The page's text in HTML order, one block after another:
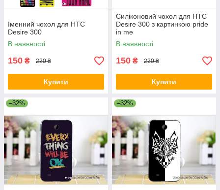
Іменний чохол для HTC
Desire 300
В наявності
150 ₴ 220 ₴
Купити
Силіконовий чохол для HTC
Desire 300 з картинкою pride
in me
В наявності
150 ₴ 220 ₴
Купити
–32% –32%